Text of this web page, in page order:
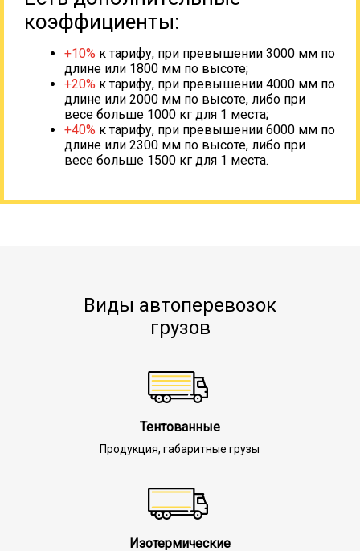
коэффициенты:
+10% к тарифу, при превышении 3000 мм по
длине или 1800 мм по высоте;
+20% к тарифу, при превышении 4000 мм по
длине или 2000 мм по высоте, либо при
весе больше 1000 кг для 1 места;
+40% к тарифу, при превышении 6000 мм по
длине или 2300 мм по высоте, либо при
весе больше 1500 кг для 1 места.
Виды автоперевозок
грузов
Тентованные
Продукция, габаритные грузы
Изотермические